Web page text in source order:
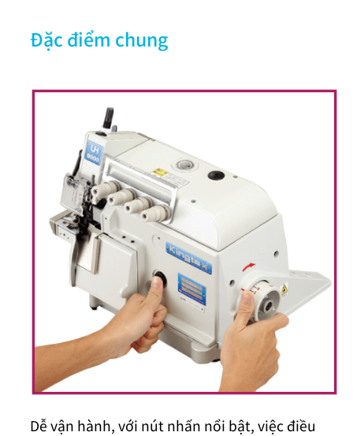
Đặc điểm chung
Dễ vận hành, với nút nhấn nổi bật, việc điều